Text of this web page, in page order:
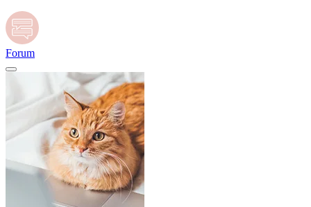
Forum